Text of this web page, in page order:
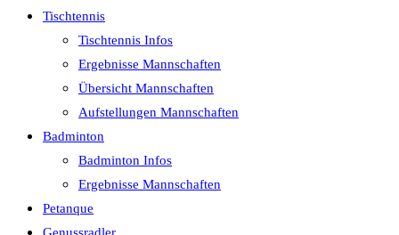
Tischtennis
Tischtennis Infos
Ergebnisse Mannschaften
Übersicht Mannschaften
Aufstellungen Mannschaften
Badminton
Badminton Infos
Ergebnisse Mannschaften
Petanque